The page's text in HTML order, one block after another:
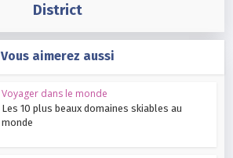
District
Vous aimerez aussi
Voyager dans le monde
Les 10 plus beaux domaines skiables au
monde